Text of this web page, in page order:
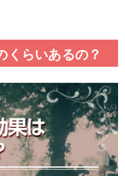
くらいあるの？